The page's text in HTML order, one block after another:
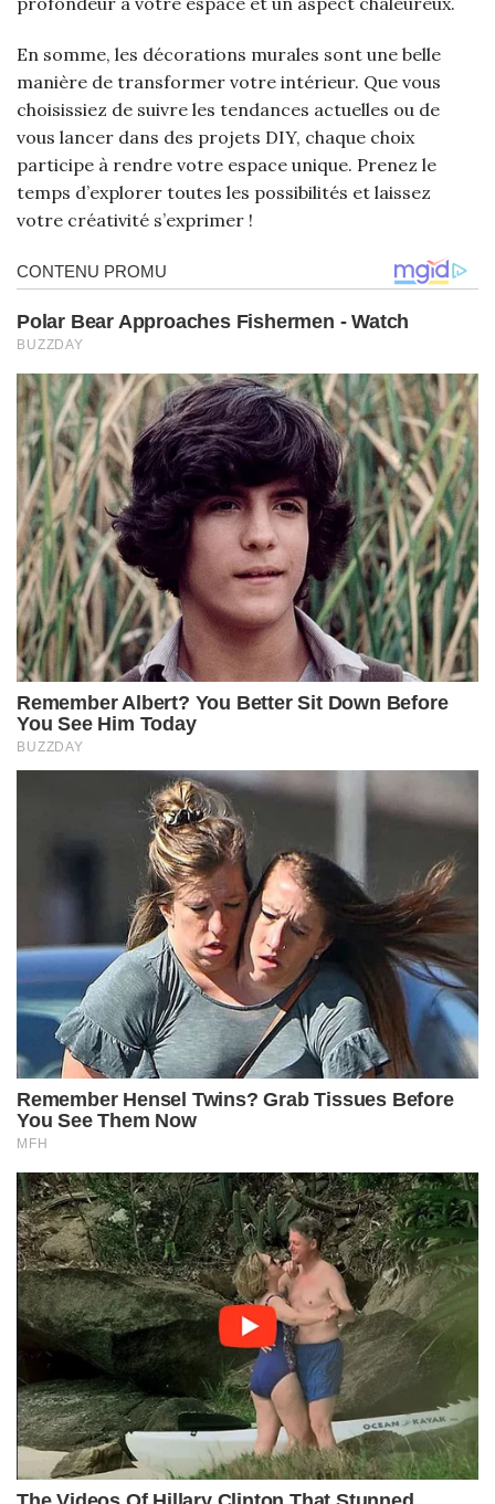
En somme, les décorations murales sont une belle
manière de transformer votre intérieur. Que vous
choisissiez de suivre les tendances actuelles ou de
vous lancer dans des projets DIY, chaque choix
participe à rendre votre espace unique. Prenez le
temps d’explorer toutes les possibilités et laissez
votre créativité s’exprimer !